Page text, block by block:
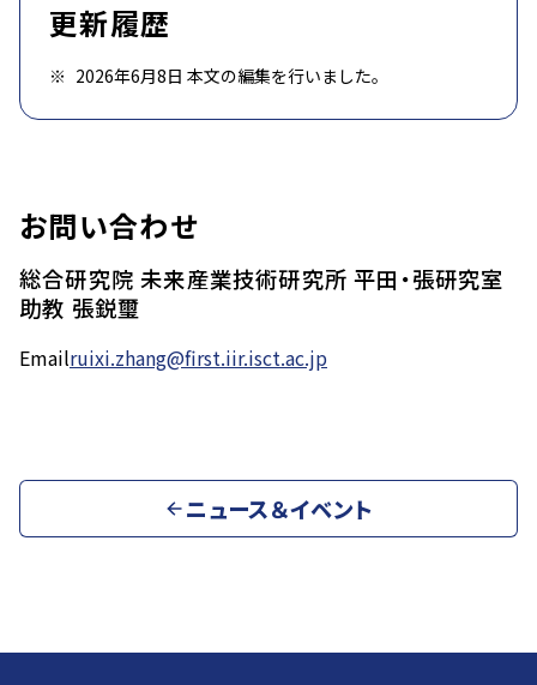
更新履歴
2026年6月8日 本文の編集を行いました。
お問い合わせ
総合研究院 未来産業技術研究所 平田・張研究室
助教 張鋭璽
Emailruixi.zhang@first.iir.isct.ac.jp
ニュース＆イベント